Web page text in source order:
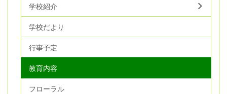
学校紹介
学校だより
行事予定
教育内容
フローラル